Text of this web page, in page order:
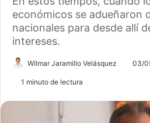
económicos se adueñaron
nacionales para desde allí
intereses.
Wilmar Jaramillo Velásquez 03/
1 minuto de lectura